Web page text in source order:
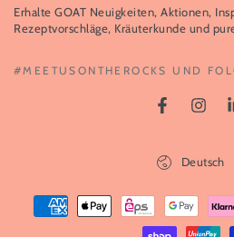
eingeben
Erhalte GOAT Neuigkeiten, Aktionen,
Rezeptvorschläge, Kräuterkunde und
#MEETUSONTHEROCKS UND
Facebook
Deutsch
Zahlungsmöglichkeiten